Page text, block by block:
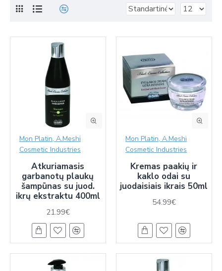
Mon Platin, A.Meshi
Cosmetic Industries
Atkuriamasis
garbanotų plaukų
šampūnas su juod.
ikrų ekstraktu 400ml
21.99€
Mon Platin, A.Meshi
Cosmetic Industries
Kremas paakių ir
kaklo odai su
juodaisiais ikrais 50ml
54.99€